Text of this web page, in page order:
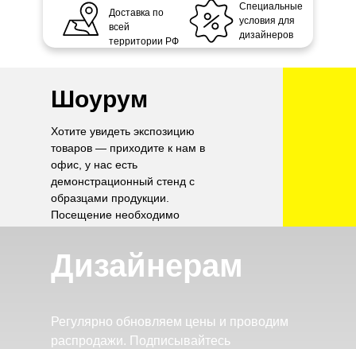
Доставка по
всей
территории РФ
Специальные
условия для
дизайнеров
Шоурум
Хотите увидеть экспозицию
товаров — приходите к нам в
офис, у нас есть
демонстрационный стенд с
образцами продукции.
Посещение необходимо
Дизайнерам
Регулярно обновляем цены и проводим
распродажи. Подписывайтесь